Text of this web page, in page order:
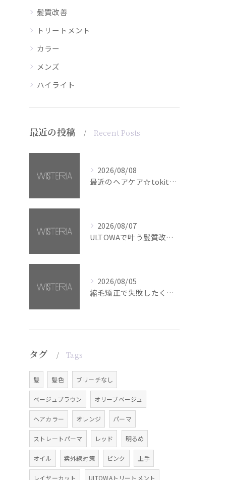
髪質改善
トリートメント
カラー
メンズ
ハイライト
最近の投稿 Recent Posts
2026/08/08
最近のヘアケア☆tokita【銀座・美容室WISTERIA】
2026/08/07
ULTOWAで叶う髪質改善美髪カラー【銀座・美容室WISTERIA】
2026/08/05
縮毛矯正で失敗したくない方へ【銀座・美容室WISTERIA】
タグ Tags
髪 髪色 ブリーチなし
ベージュブラウン オリーブベージュ
ヘアカラー オレンジ パーマ
ストレートパーマ レッド 明るめ
オイル 紫外線対策 ピンク 上手
レイヤーカット ULTOWAトリートメント